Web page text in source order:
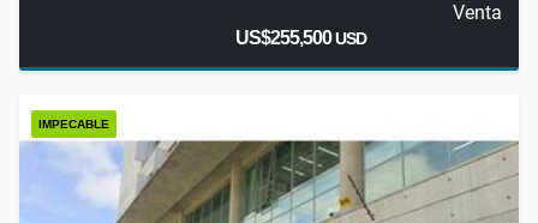
Venta
US$255,500USD
IMPECABLE